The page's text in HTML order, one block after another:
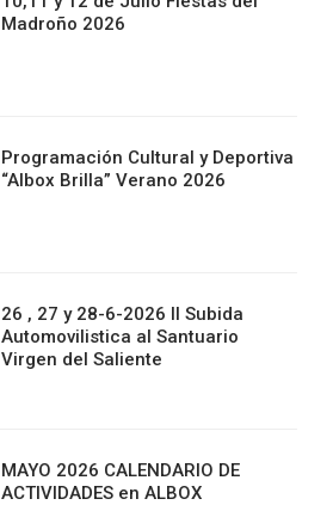
Madroño 2026
Programación Cultural y Deportiva
“Albox Brilla” Verano 2026
26 , 27 y 28-6-2026 II Subida
Automovilistica al Santuario
Virgen del Saliente
MAYO 2026 CALENDARIO DE
ACTIVIDADES en ALBOX